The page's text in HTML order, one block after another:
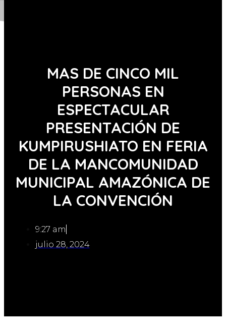
MAS DE CINCO MIL
PERSONAS EN
ESPECTACULAR
PRESENTACIÓN DE
KUMPIRUSHIATO EN FERIA
DE LA MANCOMUNIDAD
MUNICIPAL AMAZÓNICA DE
LA CONVENCIÓN
9:27 am
julio 28, 2024